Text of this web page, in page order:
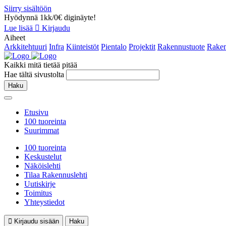
Siirry sisältöön
Hyödynnä 1kk/0€ diginäyte!
Lue lisää
Kirjaudu
Aiheet
Arkkitehtuuri Infra Kiinteistöt Pientalo Projektit Rakennustuote
Kaikki mitä tietää pitää
Hae tältä sivustolta
Haku
Etusivu
100 tuoreinta
Suurimmat
100 tuoreinta
Keskustelut
Näköislehti
Tilaa Rakennuslehti
Uutiskirje
Toimitus
Yhteystiedot
Kirjaudu sisään
Haku